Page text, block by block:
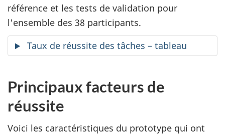
référence et les tests de validation pour
l'ensemble des 38 participants.
Taux de réussite des tâches – tableau
Principaux facteurs de
réussite
Voici les caractéristiques du prototype qui ont